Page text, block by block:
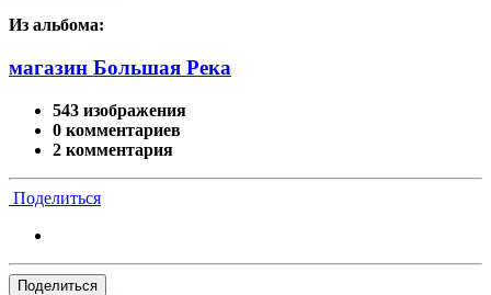
Из альбома:
магазин Большая Река
543 изображения
0 комментариев
2 комментария
Поделиться
Поделиться